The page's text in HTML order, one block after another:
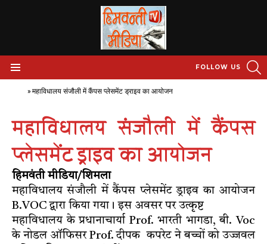
FOLLOW US
» महाविधालय संजौली में कैंपस प्लेसमेंट ड्राइव का आयोजन
महाविधालय संजौली में कैंपस
प्लेसमेंट ड्राइव का आयोजन
हिमवंती मीडिया/शिमला
महाविधालय संजौली में कैंपस प्लेसमेंट ड्राइव का आयोजन
B.VOC द्वारा किया गया। इस अवसर पर उत्कृष्ट
महाविधालय के प्रधानाचार्या Prof. भारती भागडा, बी. Voc
के नोडल ऑफिसर Prof. दीपक कपरेट ने बच्चों को उज्जवल